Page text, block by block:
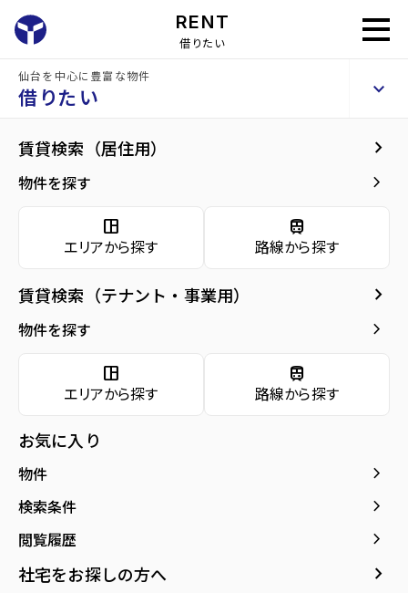
RENT
借りたい
仙台を中心に豊富な物件
借りたい keyboard_arrow_up
賃貸検索（居住用） keyboard_arrow_right
物件を探す keyboard_arrow_right
space_dashboard
エリアから探す
train
路線から探す
賃貸検索（テナント・事業用） keyboard_arrow_right
物件を探す keyboard_arrow_right
space_dashboard
エリアから探す
train
路線から探す
お気に入り
物件 keyboard_arrow_right
検索条件 keyboard_arrow_right
閲覧履歴 keyboard_arrow_right
社宅をお探しの方へ keyboard_arrow_right
賃貸マンション コンフォートシティ成田
建物概要
現在募集中の物件arrow_forward
arrow_forward
地図・周辺環境 arrow_forward
コンフォートシティ成田
種別／構造 賃貸マンション／RC(鉄筋コンクリート)
エントランス